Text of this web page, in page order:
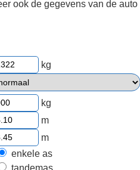
ook de gegevens van de auto
kg
kg
m
m
enkele as
tandemas